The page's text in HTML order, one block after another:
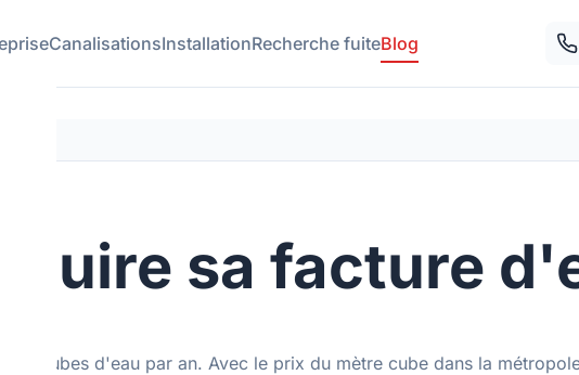
CanalisationsInstallationRecherche fuiteBlog
sa facture
cubes d'eau par an. Avec le prix du mètre cube dans la